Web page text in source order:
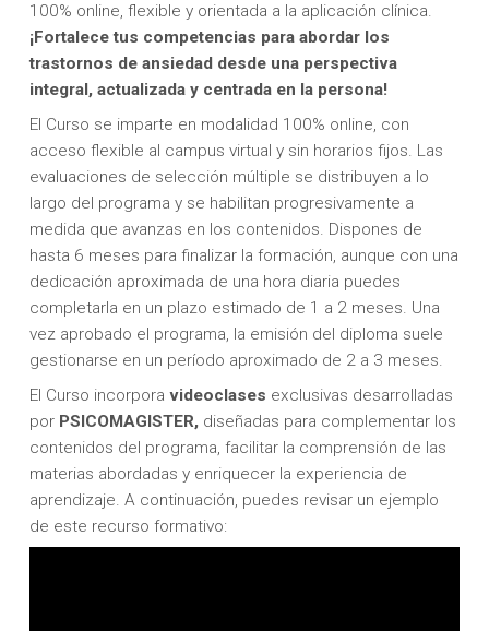
100% online, flexible y orientada a la aplicación clínica.
¡Fortalece tus competencias para abordar los
trastornos de ansiedad desde una perspectiva
integral, actualizada y centrada en la persona!
El Curso se imparte en modalidad 100% online, con
acceso flexible al campus virtual y sin horarios fijos. Las
evaluaciones de selección múltiple se distribuyen a lo
largo del programa y se habilitan progresivamente a
medida que avanzas en los contenidos. Dispones de
hasta 6 meses para finalizar la formación, aunque con una
dedicación aproximada de una hora diaria puedes
completarla en un plazo estimado de 1 a 2 meses. Una
vez aprobado el programa, la emisión del diploma suele
gestionarse en un período aproximado de 2 a 3 meses.
El Curso incorpora videoclases exclusivas desarrolladas
por PSICOMAGISTER,diseñadas para complementar los
contenidos del programa, facilitar la comprensión de las
materias abordadas y enriquecer la experiencia de
aprendizaje. A continuación, puedes revisar un ejemplo
de este recurso formativo: